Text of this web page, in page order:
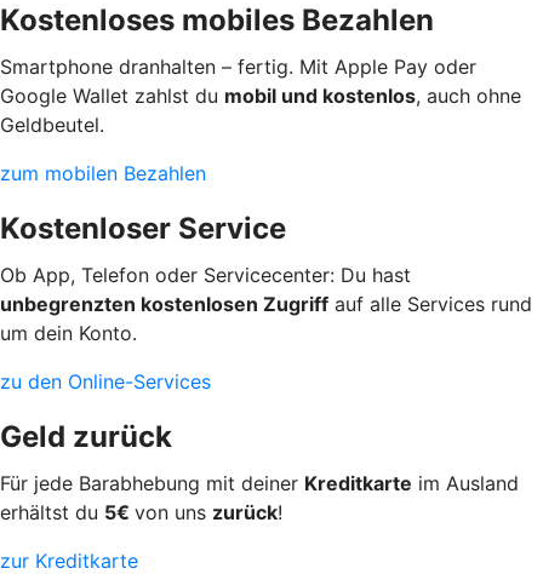
Kostenloses mobiles Bezahlen
Smartphone dranhalten – fertig. Mit Apple Pay oder
Google Wallet zahlst du mobil und kostenlos, auch ohne
Geldbeutel.
zum mobilen Bezahlen
Kostenloser Service
Ob App, Telefon oder Servicecenter: Du hast
unbegrenzten kostenlosen Zugriff auf alle Services rund
um dein Konto.
zu den Online-Services
Geld zurück
Für jede Barabhebung mit deiner Kreditkarte im Ausland
erhältst du 5€ von uns zurück!
zur Kreditkarte